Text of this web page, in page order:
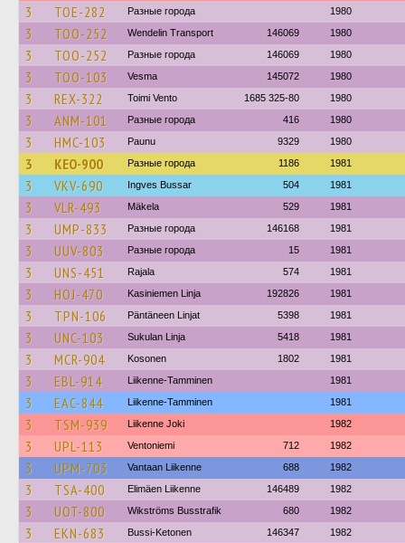
3 TOE-282 Разные города 1980
3 TOO-252 Wendelin Transport 146069 1980
3 TOO-252 Разные города 146069 1980
3 TOO-103 Vesma 145072 1980
3 REX-322 Toimi Vento 1685 325-80 1980
3 ANM-101 Разные города 416 1980
3 HMC-103 Paunu 9329 1980
3 KEO-900 Разные города 1186 1981
3 VKV-690 Ingves Bussar 504 1981
3 VLR-493 Mäkela 529 1981
3 UMP-833 Разные города 146168 1981
3 UUV-803 Разные города 15 1981
3 UNS-451 Rajala 574 1981
3 HOJ-470 Kasiniemen Linja 192826 1981
3 TPN-106 Päntäneen Linjat 5398 1981
3 UNC-103 Sukulan Linja 5418 1981
3 MCR-904 Kosonen 1802 1981
3 EBL-914 Liikenne-Tamminen 1981
3 EAC-844 Liikenne-Tamminen 1981
3 TSM-939 Liikenne Joki 1982
3 UPL-113 Ventoniemi 712 1982
3 UPM-703 Vantaan Liikenne 688 1982
3 TSA-400 Elimäen Liikenne 146489 1982
3 UOT-800 Wikströms Busstrafik 680 1982
3 EKN-683 Bussi-Ketonen 146347 1982